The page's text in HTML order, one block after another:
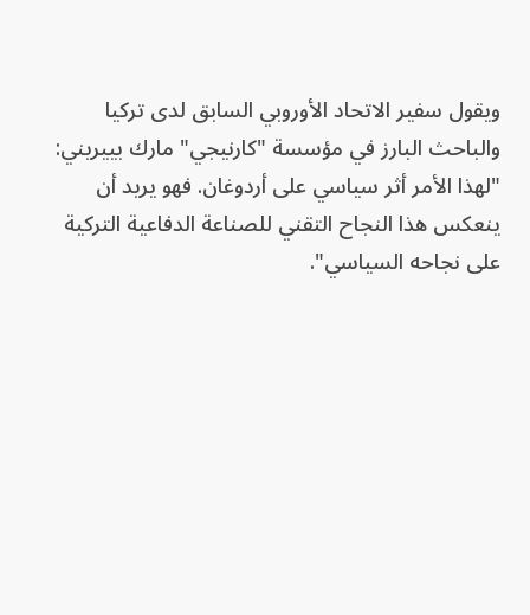
ويقول سفير الاتحاد الأوروبي السابق لدى تركيا
والباحث البارز في مؤسسة "كارنيجي" مارك بييريني:
"لهذا الأمر أثر سياسي على أردوغان. فهو يريد أن
ينعكس هذا النجاح التقني للصناعة الدفاعية التركية
على نجاحه السياسي".